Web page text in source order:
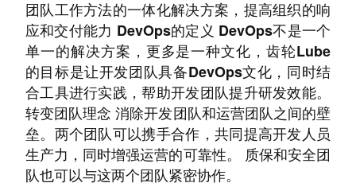
团队工作方法的一体化解决方案，提高组织的响
应和交付能力 DevOps的定义 DevOps不是一个
单一的解决方案，更多是一种文化，齿轮Lube
的目标是让开发团队具备DevOps文化，同时结
合工具进行实践，帮助开发团队提升研发效能。
转变团队理念 消除开发团队和运营团队之间的壁
垒。两个团队可以携手合作，共同提高开发人员
生产力，同时增强运营的可靠性。 质保和安全团
队也可以与这两个团队紧密协作。